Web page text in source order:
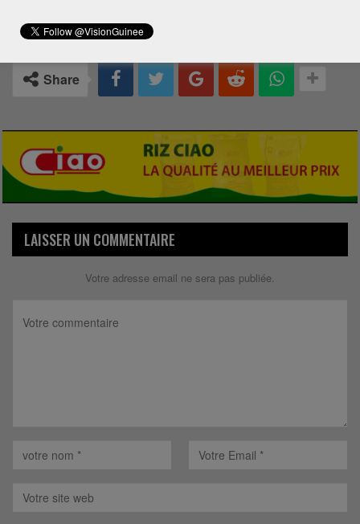
0
Share
LAISSER UN COMMENTAIRE
Votre adresse email ne sera pas publiée.